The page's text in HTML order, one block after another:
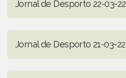
Jornal de Desporto 22-03-22
Jornal de Desporto 21-03-22